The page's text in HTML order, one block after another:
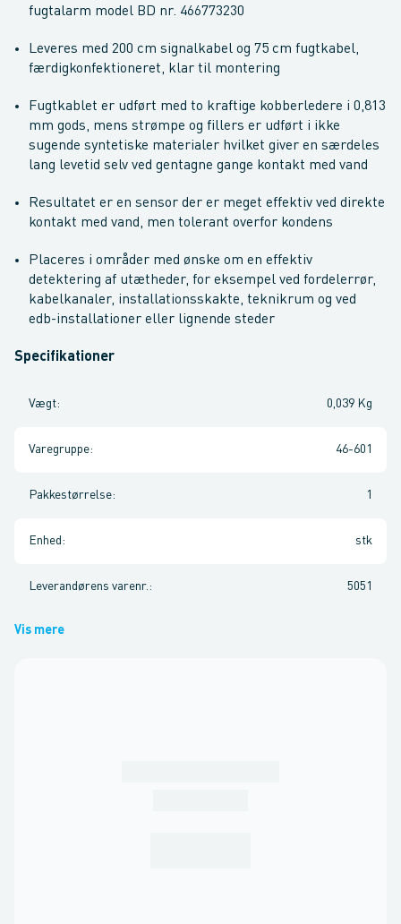
fugtalarm model BD nr. 466773230
Leveres med 200 cm signalkabel og 75 cm fugtkabel,
færdigkonfektioneret, klar til montering
Fugtkablet er udført med to kraftige kobberledere i 0,813
mm gods, mens strømpe og fillers er udført i ikke
sugende syntetiske materialer hvilket giver en særdeles
lang levetid selv ved gentagne gange kontakt med vand
Resultatet er en sensor der er meget effektiv ved direkte
kontakt med vand, men tolerant overfor kondens
Placeres i områder med ønske om en effektiv
detektering af utætheder, for eksempel ved fordelerrør,
kabelkanaler, installationsskakte, teknikrum og ved
edb-installationer eller lignende steder
Specifikationer
Vægt: 0,039 Kg
Varegruppe: 46-601
Pakkestørrelse: 1
Enhed : stk
Leverandørens varenr. : 5051
Vis mere